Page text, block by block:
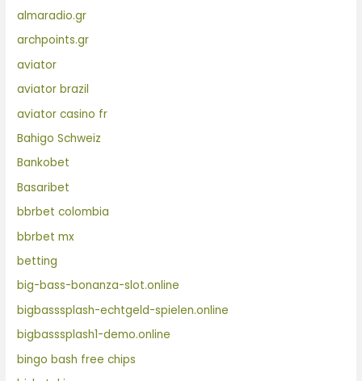
almaradio.gr
archpoints.gr
aviator
aviator brazil
aviator casino fr
Bahigo Schweiz
Bankobet
Basaribet
bbrbet colombia
bbrbet mx
betting
big-bass-bonanza-slot.online
bigbasssplash-echtgeld-spielen.online
bigbasssplash1-demo.online
bingo bash free chips